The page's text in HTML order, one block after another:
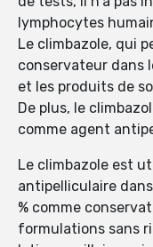
lymphocytes
Le climbazole, qui
conservateur dans
et les produits de
De plus, le
comme agent
Le climbazole est
antipelliculaire
% comme
formulations sans